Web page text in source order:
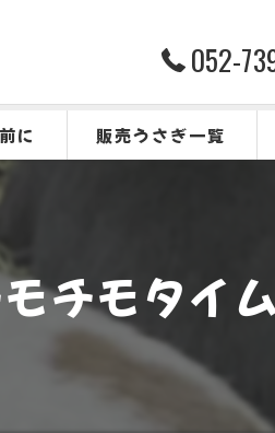
052-
に
に
販売うさぎ一覧
チモタイ